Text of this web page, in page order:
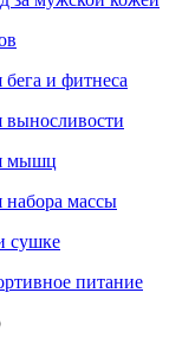
бега и фитнеса
выносливости
мышц
набора массы
сушке
питание